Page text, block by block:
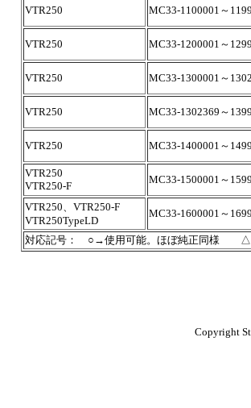
VTR250 MC33-1100001～
VTR250 MC33-1200001～
VTR250 MC33-1300001～
VTR250 MC33-1302369～
VTR250 MC33-1400001～
VTR250
VTR250-F
MC33-1500001～
VTR250、VTR250-F
VTR250TypeLD
MC33-1600001～
対応記号： ○→使用可能。ほぼ純正同様
Copyright